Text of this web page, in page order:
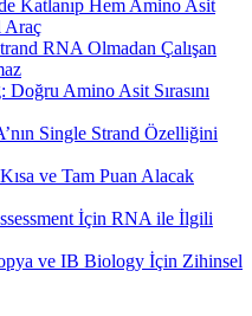
Katlanıp Hem Amino Asit
Araç
RNA Olmadan Çalışan
Amino Asit Sırasını
Single Strand Özelliğini
ve Tam Puan Alacak
İçin RNA ile İlgili
ve IB Biology İçin Zihinsel